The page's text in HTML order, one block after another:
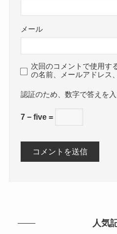
メール
次回のコメントで使用す
の名前、メールアドレス
数字で答えを
7 − five =
人気